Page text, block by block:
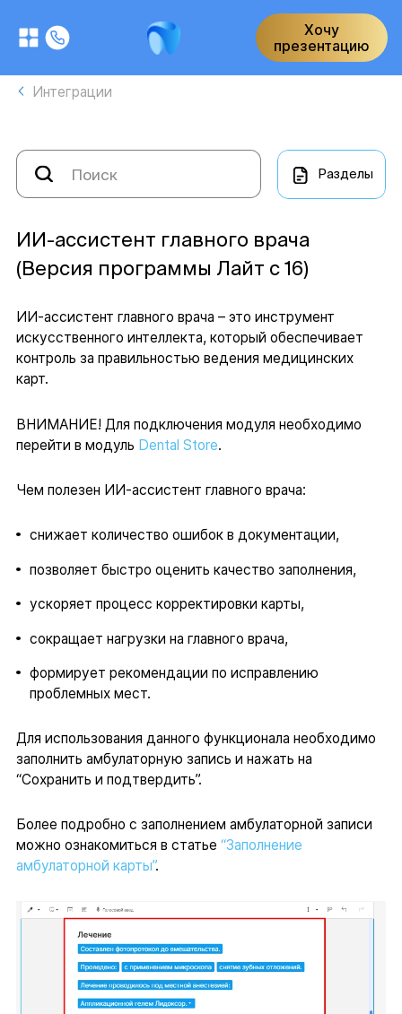
Хочу
презентацию
Интеграции
Разделы
ИИ-ассистент главного врача
(Версия программы Лайт с 16)
ИИ-ассистент главного врача – это инструмент
искусственного интеллекта, который обеспечивает
контроль за правильностью ведения медицинских
карт.
ВНИМАНИЕ! Для подключения модуля необходимо
перейти в модуль Dental Store.
Чем полезен ИИ-ассистент главного врача:
снижает количество ошибок в документации,
позволяет быстро оценить качество заполнения,
ускоряет процесс корректировки карты,
сокращает нагрузки на главного врача,
формирует рекомендации по исправлению
проблемных мест.
Для использования данного функционала необходимо
заполнить амбулаторную запись и нажать на
“Сохранить и подтвердить”.
Более подробно с заполнением амбулаторной записи
можно ознакомиться в статье “Заполнение
амбулаторной карты”.